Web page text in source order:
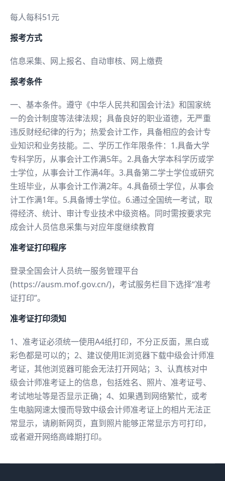
每人每科51元
报考方式
信息采集、网上报名、自动审核、网上缴费
报考条件
一、基本条件。遵守《中华人民共和国会计法》和国家统
一的会计制度等法律法规；具备良好的职业道德，无严重
违反财经纪律的行为；热爱会计工作，具备相应的会计专
业知识和业务技能。二、学历工作年限条件：1.具备大学
专科学历，从事会计工作满5年。2.具备大学本科学历或学
士学位，从事会计工作满4年。3.具备第二学士学位或研究
生班毕业，从事会计工作满2年。4.具备硕士学位，从事会
计工作满1年。5.具备博士学位。6.通过全国统一考试，取
得经济、统计、审计专业技术中级资格。同时需按要求完
成会计人员信息采集与对应年度继续教育
准考证打印程序
登录全国会计人员统一服务管理平台
(https://ausm.mof.gov.cn/)，考试服务栏目下选择“准考
证打印”。
准考证打印须知
1、准考证必须统一使用A4纸打印，不分正反面，黑白或
彩色都是可以的；2、建议使用IE浏览器下载中级会计师准
考证，其他浏览器可能会无法打开网站；3、认真核对中
级会计师准考证上的信息，包括姓名、照片、准考证号、
考试地址等是否显示正确；4、如果遇到网络繁忙，或考
生电脑网速太慢而导致中级会计师准考证上的相片无法正
常显示，请刷新网页，直到照片能够正常显示方可打印，
或者避开网络高峰期打印。